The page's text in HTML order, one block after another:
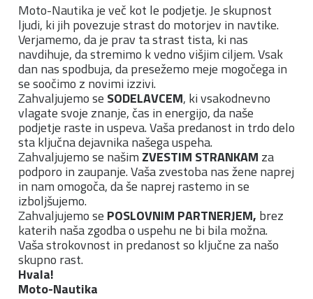
Moto-Nautika je več kot le podjetje. Je skupnost
ljudi, ki jih povezuje strast do motorjev in navtike.
Verjamemo, da je prav ta strast tista, ki nas
navdihuje, da stremimo k vedno višjim ciljem. Vsak
dan nas spodbuja, da presežemo meje mogočega in
se soočimo z novimi izzivi.
Zahvaljujemo se SODELAVCEM, ki vsakodnevno
vlagate svoje znanje, čas in energijo, da naše
podjetje raste in uspeva. Vaša predanost in trdo delo
sta ključna dejavnika našega uspeha.
Zahvaljujemo se našim ZVESTIM STRANKAM za
podporo in zaupanje. Vaša zvestoba nas žene naprej
in nam omogoča, da še naprej rastemo in se
izboljšujemo.
Zahvaljujemo se POSLOVNIM PARTNERJEM, brez
katerih naša zgodba o uspehu ne bi bila možna.
Vaša strokovnost in predanost so ključne za našo
skupno rast.
Hvala!
Moto-Nautika